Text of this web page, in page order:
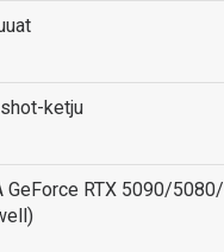
ketju
GeForce RTX 5090/